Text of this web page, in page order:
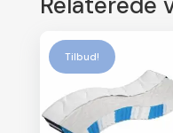
Tilbud!